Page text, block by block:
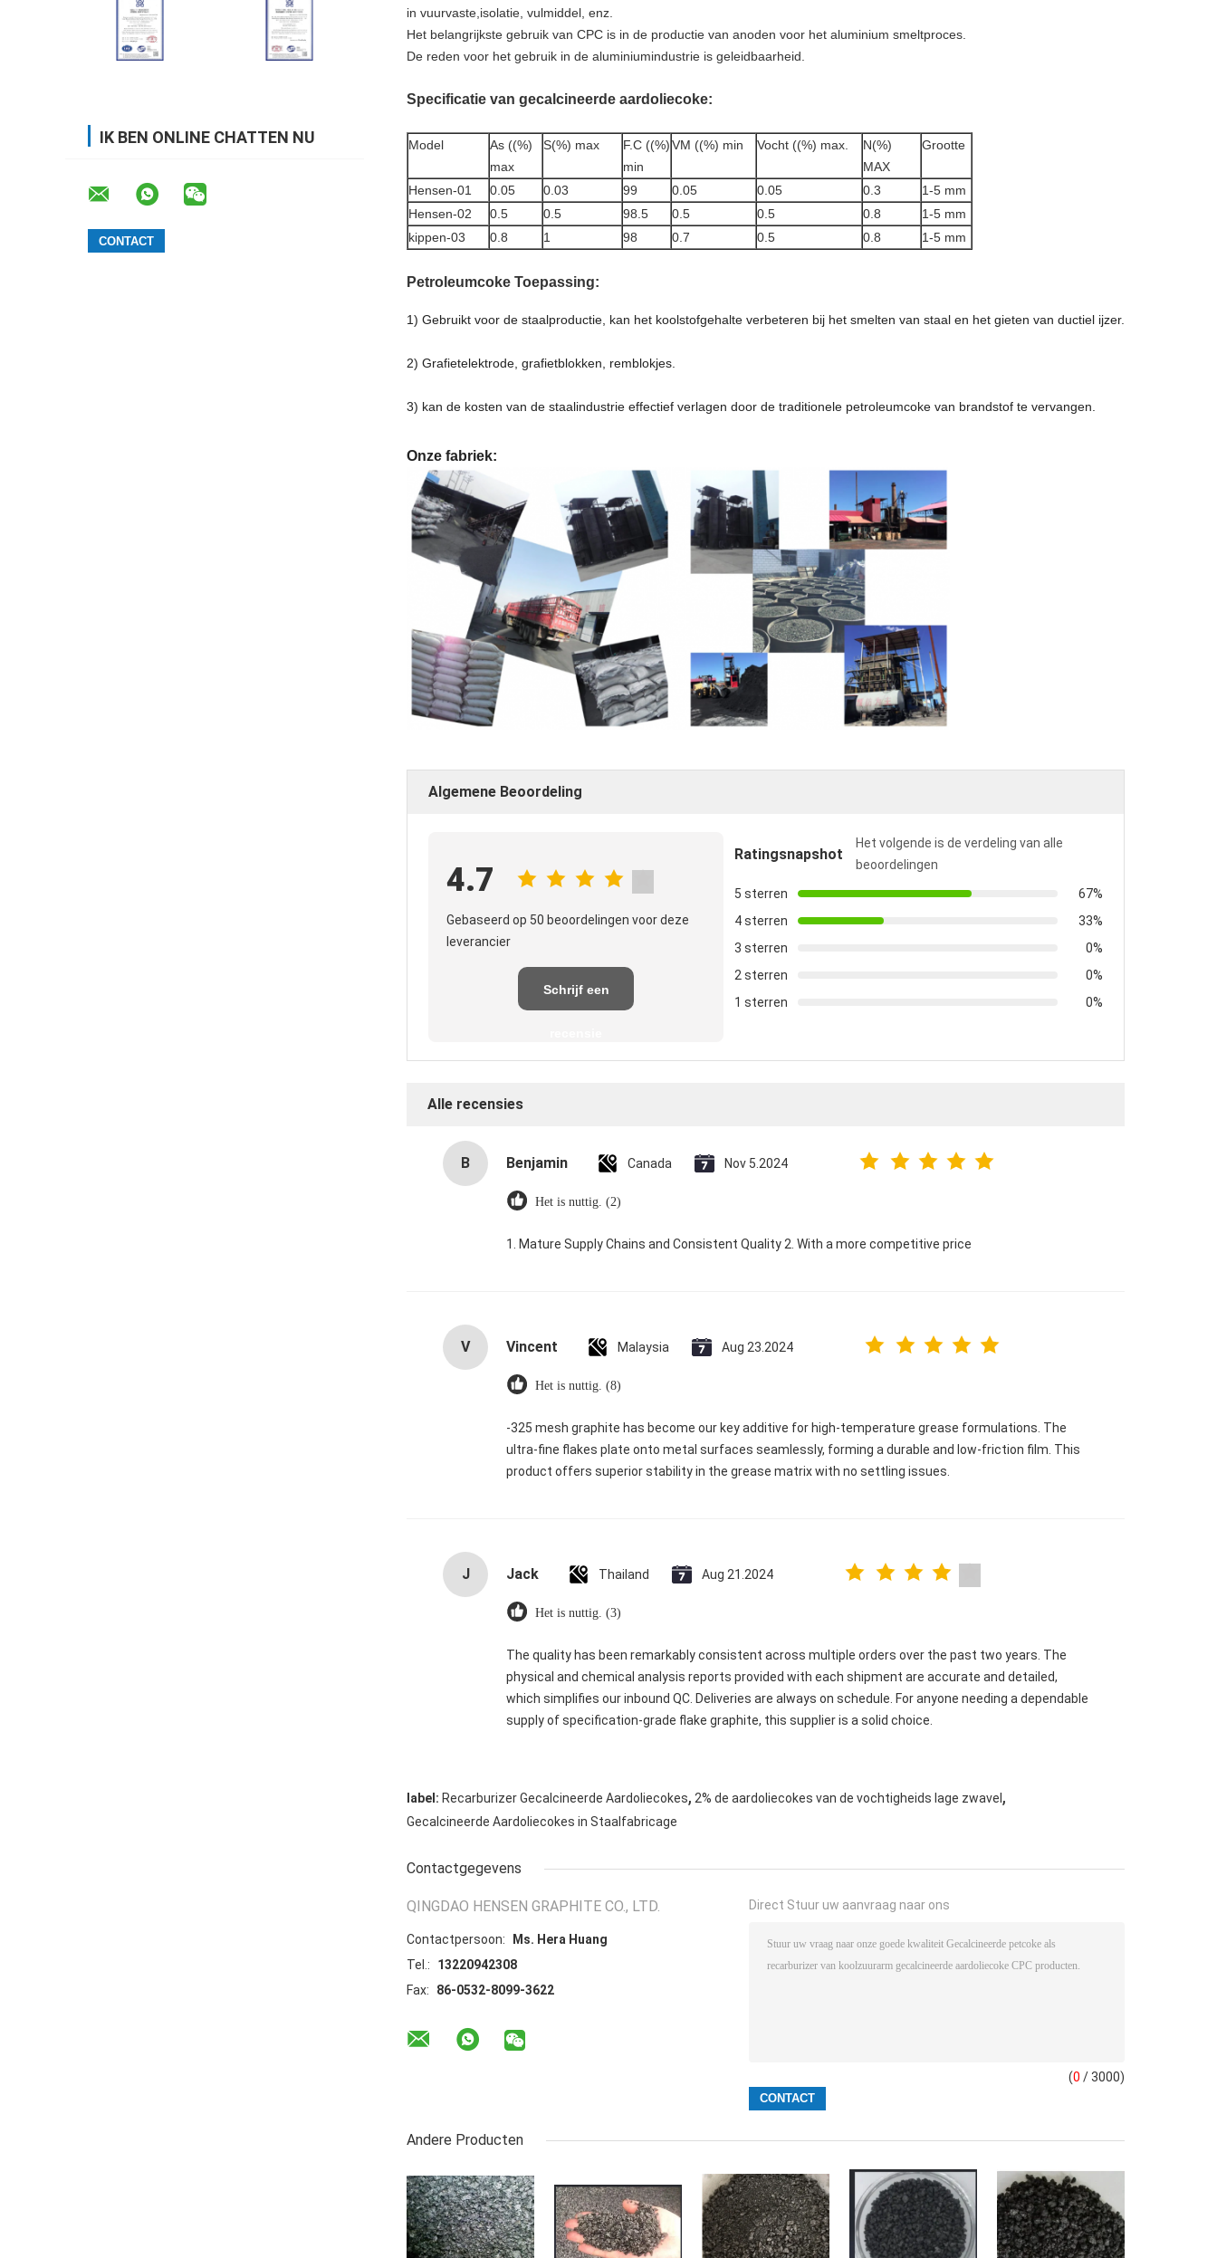
IK BEN ONLINE CHATTEN NU
in vuurvaste,isolatie, vulmiddel, enz.
Het belangrijkste gebruik van CPC is in de productie van anoden voor het aluminium smeltproces.
De reden voor het gebruik in de aluminiumindustrie is geleidbaarheid.
Specificatie van gecalcineerde aardoliecoke:
Model
As ((%)
max
S(%) max
F.C ((%)
min
VM ((%) min Vocht ((%) max.
N(%)
MAX
Grootte
Hensen-01 0.05 0.03 99 0.05 0.05 0.3
1-5 mm
Hensen-02
0.5 0.5 98.5 0.5 0.5 0.8
1-5 mm
kippen-03
0.8 1 98 0.7 0.5 0.8 1-5 mm
Petroleumcoke Toepassing:
1) Gebruikt voor de staalproductie, kan het koolstofgehalte verbeteren bij het smelten van staal en het gieten van ductiel ijzer.
2) Grafietelektrode, grafietblokken, remblokjes.
3) kan de kosten van de staalindustrie effectief verlagen door de traditionele petroleumcoke van brandstof te vervangen.
Onze fabriek:
Algemene Beoordeling
4.7
Gebaseerd op 50 beoordelingen voor deze
leverancier
Schrijf een
Ratingsnapshot
Het volgende is de verdeling van alle
beoordelingen
5 sterren
67%
4 sterren
33%
3 sterren
0%
2 sterren
0%
1 sterren
0%
Alle recensies
B Benjamin Canada Nov 5.2024
Het is nuttig. (2)
1. Mature Supply Chains and Consistent Quality 2. With a more competitive price
V Vincent Malaysia Aug 23.2024
Het is nuttig. (8)
-325 mesh graphite has become our key additive for high-temperature grease formulations. The
ultra-fine flakes plate onto metal surfaces seamlessly, forming a durable and low-friction film. This
product offers superior stability in the grease matrix with no settling issues.
J Jack Thailand Aug 21.2024
Het is nuttig. (3)
The quality has been remarkably consistent across multiple orders over the past two years. The
physical and chemical analysis reports provided with each shipment are accurate and detailed,
which simplifies our inbound QC. Deliveries are always on schedule. For anyone needing a dependable
supply of specification-grade flake graphite, this supplier is a solid choice.
label: Recarburizer Gecalcineerde Aardoliecokes, 2% de aardoliecokes van de vochtigheids lage zwavel ,
Gecalcineerde Aardoliecokes in Staalfabricage
Contactgegevens
QINGDAO HENSEN GRAPHITE CO., LTD.
Contactpersoon:
Ms. Hera Huang
Tel.:
13220942308
Fax:
86-0532-8099-3622
Direct Stuur uw aanvraag naar ons
(0 / 3000)
Andere Producten